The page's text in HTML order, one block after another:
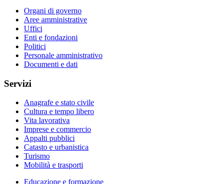
Organi di governo
Aree amministrative
Uffici
Enti e fondazioni
Politici
Personale amministrativo
Documenti e dati
Servizi
Anagrafe e stato civile
Cultura e tempo libero
Vita lavorativa
Imprese e commercio
Appalti pubblici
Catasto e urbanistica
Turismo
Mobilità e trasporti
Educazione e formazione